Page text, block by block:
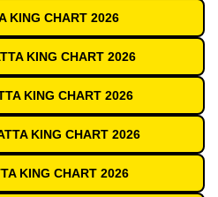
KING CHART 2026
KING CHART 2026
KING CHART 2026
KING CHART 2026
KING CHART 2026